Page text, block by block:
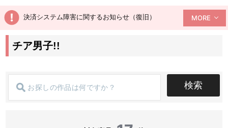
決済システム障害に関するお知らせ（復旧） MORE
チア男子!!
検索